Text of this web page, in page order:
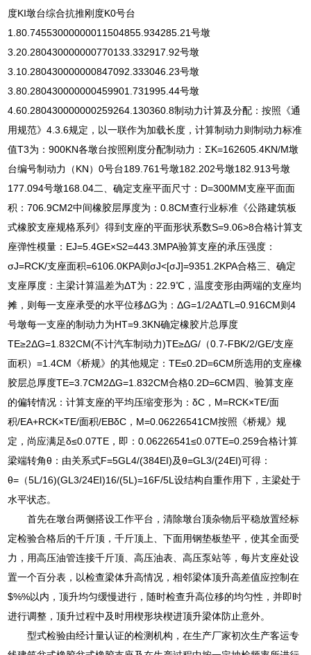
度KI墩台综合抗推刚度K0号台
1.80.74553000000011504855.934285.21号墩
3.20.280430000000770133.332917.92号墩
3.10.280430000000847092.333046.23号墩
3.80.280430000000459901.731995.44号墩
4.60.280430000000259264.130360.8制动力计算及分配：按照《通
用规范》4.3.6规定，以一联作为加载长度，计算制动力则制动力标准
值T3为：900KN各墩台按照刚度分配制动力：ΣK=162605.4KN/M墩
台编号制动力（KN）0号台189.761号墩182.202号墩182.913号墩
177.094号墩168.04二、确定支座平面尺寸：D=300MM支座平面面
积：706.9CM2中间橡胶层厚度为：0.8CM查行业标准《公路建筑板
式橡胶支座规格系列》得到支座的平面形状系数S=9.06>8合格计算支
座弹性模量：EJ=5.4GE×S2=443.3MPA验算支座的承压强度：
σJ=RCK/支座面积=6106.0KPA则σJ<[σJ]=9351.2KPA合格三、确定
支座厚度：主梁计算温差为ΔT为：22.9℃，温度变形由两端的支座均
摊，则每一支座承受的水平位移ΔG为：ΔG=1/2AΔTL=0.916CM则4
号墩每一支座的制动力为HT=9.3KN确定橡胶片总厚度
TE≥2ΔG=1.832CM(不计汽车制动力)TE≥ΔG/（0.7-FBK/2/GE/支座
面积）=1.4CM《桥规》的其他规定：TE≤0.2D=6CM所选用的支座橡
胶层总厚度TE=3.7CM2ΔG=1.832CM合格0.2D=6CM四、验算支座
的偏转情况：计算支座的平均压缩变形为：δC，M=RCK×TE/面
积/EA+RCK×TE/面积/EBδC，M=0.06226541CM按照《桥规》规
定，尚应满足δ≤0.07TE，即：0.06226541≤0.07TE=0.259合格计算
梁端转角θ：由关系式F=5GL4/(384EI)及θ=GL3/(24EI)可得：
θ=（5L/16)(GL3/24EI)16/(5L)=16F/5L设结构自重作用下，主梁处于
水平状态。
首先在墩台两侧搭设工作平台，清除墩台顶杂物后平稳放置经标
定检验合格后的千斤顶，千斤顶上、下面用钢垫板垫平，使其全面受
力，用高压油管连接千斤顶、高压油表、高压泵站等，每片支座处设
置一个百分表，以检查梁体升高情况，相邻梁体顶升高差值应控制在
$%%以内，顶升均匀缓慢进行，随时检查升高位移的均匀性，并即时
进行调整，顶升过程中及时用楔形块楔进顶升梁体防止意外。
型式检验由经计量认证的检测机构，在生产厂家初次生产客运专